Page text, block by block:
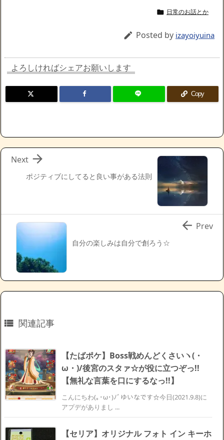
 日常のお話とか
 Posted by izayoiyuina
よろしければシェアお願いします
Copy
ポジティブにしてると良い事がある法則

Next
自分の楽しみは自分で創ろう☆
 Prev
 関連記事
【たばポケ】Boss戦めんどくさいヽ(・
ω・)/後宮のスタァ☆が役に立つぞっ!!
【無礼な言葉を口にするなっ!!】
こんにちわ(｡･ω･)ﾉﾞゆいなです☆今日(2021.9.8)に
アプデがありまし ...
【セリア】オリジナル フォト イン キーホ